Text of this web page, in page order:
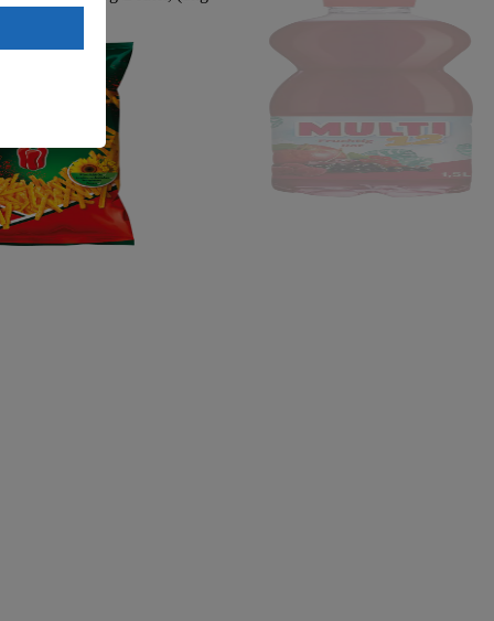
DSGVO
mit
das